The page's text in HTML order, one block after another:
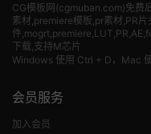
CG模板网(cgmuban.com)免费
素材 ,premiere模板,pr素材,PR
件
下载,支持M芯片
Windows 使用 Ctrl + D，Mac
会员服务
加入会员